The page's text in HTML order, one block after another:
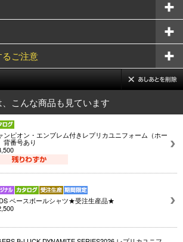
ご注意
こんな商品も見ています
ンピオン・エンブレム付きレプリカユニフォーム（ホー
背番号あり
ベースボールシャツ★受注生産品★